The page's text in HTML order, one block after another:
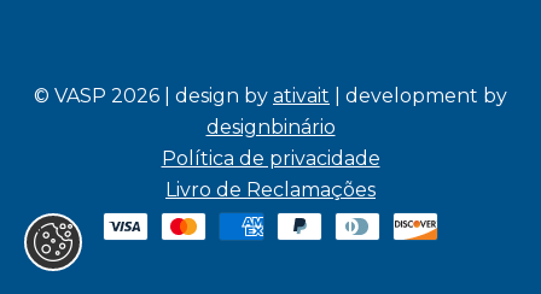
© VASP 2026 | design by ativait | development by
designbinário
Política de privacidade
Livro de Reclamações